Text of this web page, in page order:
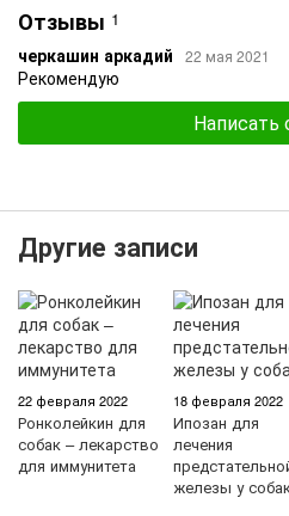
Отзывы 1
черкашин аркадий 22 мая 2021
Рекомендую
Написать
Другие записи
22 февраля 2022
Ронколейкин для
собак – лекарство
для иммунитета
18 февраля 2022
Ипозан для
лечения
железы у